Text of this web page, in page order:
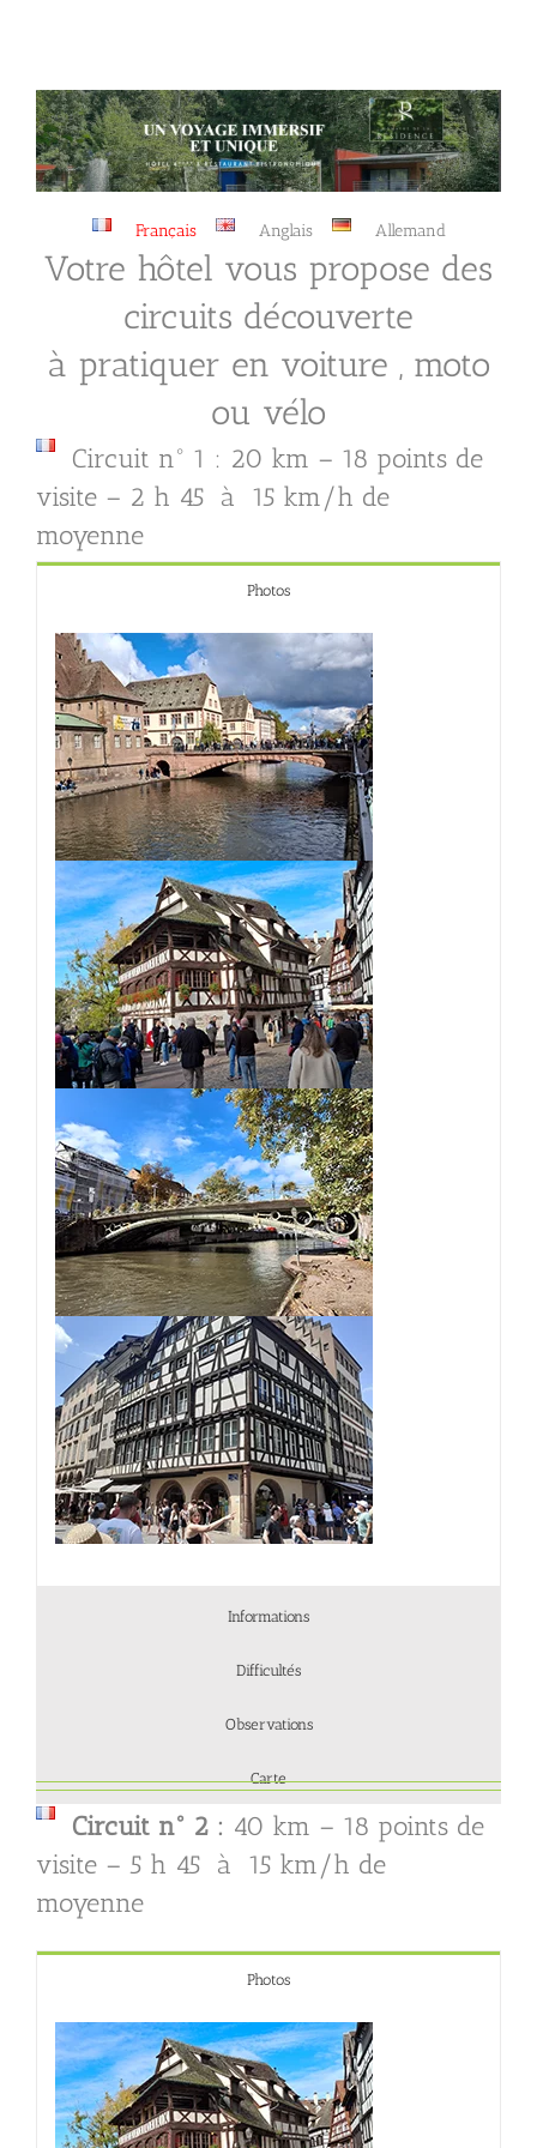
Français Anglais Allemand
Votre hôtel vous propose des
circuits découverte
à pratiquer en voiture , moto
ou vélo
Circuit n° 1 : 20 km – 18 points de
visite – 2 h 45 à 15 km/h de
moyenne
Photos
Informations
Difficultés
Observations
Carte
Circuit n° 2 : 40 km – 18 points de
visite – 5 h 45 à 15 km/h de
moyenne
Photos